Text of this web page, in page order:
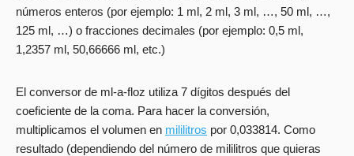
números enteros (por ejemplo: 1 ml, 2 ml, 3 ml, …, 50 ml, …,
125 ml, …) o fracciones decimales (por ejemplo: 0,5 ml,
1,2357 ml, 50,66666 ml, etc.)
El conversor de ml-a-floz utiliza 7 dígitos después del
coeficiente de la coma. Para hacer la conversión,
multiplicamos el volumen en mililitros por 0,033814. Como
resultado (dependiendo del número de mililitros que quieras